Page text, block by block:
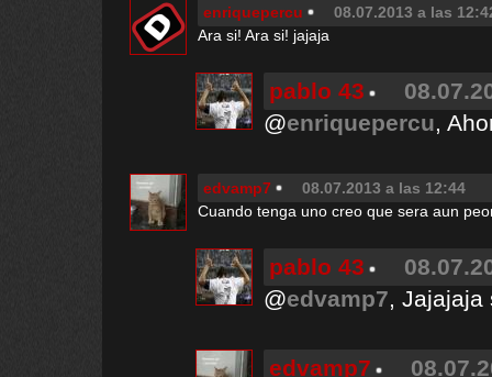
enriquepercu
08.07.2013 a las
Ara si! Ara si! jajaja
pablo 43
@enriquepercu,
edvamp7
08.07.2013 a las 12:44
Cuando tenga uno creo que sera aun
pablo 43
@edvamp7, Jajajaja
edvamp7